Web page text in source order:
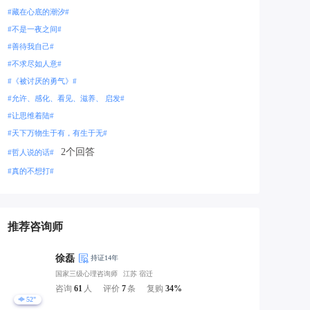
#藏在心底的潮汐#
#不是一夜之间#
#善待我自己#
#不求尽如人意#
#《被讨厌的勇气》#
#允许、感化、看见、滋养、 启发#
#让思维着陆#
#天下万物生于有，有生于无#
#哲人说的话# 2个回答
#真的不想打#
推荐咨询师
52"
徐磊 持证14年
国家三级心理咨询师 江苏 宿迁
咨询 61 人 评价 7条 复购 34%